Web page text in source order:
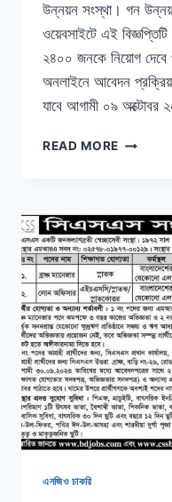
উন্নয়ন সংস্থা। গন
ওয়েবসাইটে এই
২৪০০ জনকে নিয়োগ দেবে
অনলাইনে আবেদন
যাবে আগামী ০৯ অক্টোবর
READ MORE ২৪০০
উন্নয়ন
সংস্থা
নিয়োগ
বিজ্ঞপ্তি
২০২৩
প্রকাশ
এনজিও চাকরি